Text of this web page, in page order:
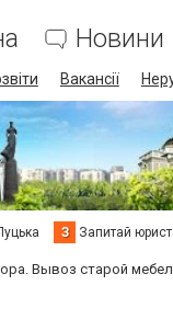
Новини
Вакансії
З Запитай
Вывоз старой